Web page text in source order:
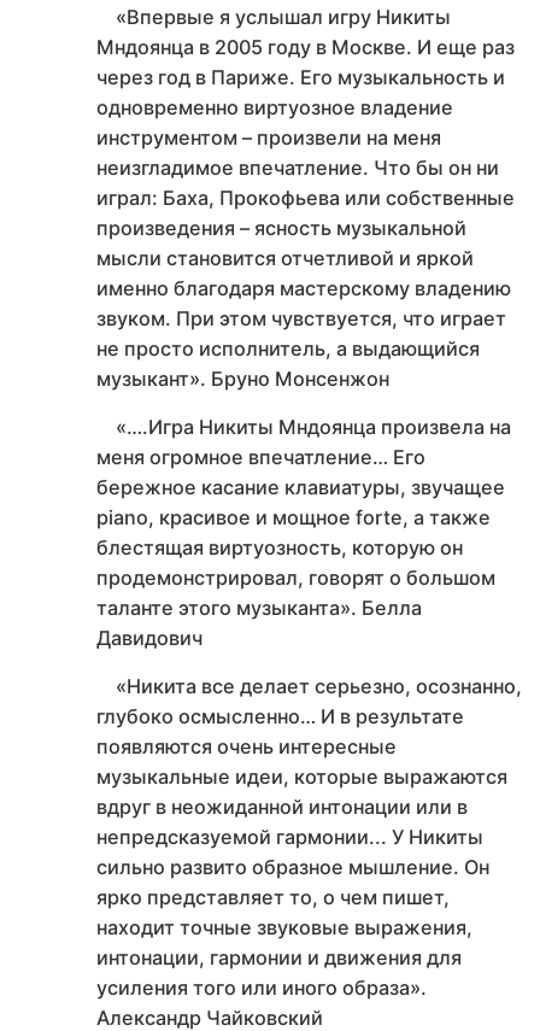
«Впервые я услышал игру Никиты
Мндоянца в 2005 году в Москве. И еще раз
через год в Париже. Его музыкальность и
одновременно виртуозное владение
инструментом – произвели на меня
неизгладимое впечатление. Что бы он ни
играл: Баха, Прокофьева или собственные
произведения – ясность музыкальной
мысли становится отчетливой и яркой
именно благодаря мастерскому владению
звуком. При этом чувствуется, что играет
не просто исполнитель, а выдающийся
музыкант». Бруно Монсенжон
«….Игра Никиты Мндоянца произвела на
меня огромное впечатление… Его
бережное касание клавиатуры, звучащее
piano, красивое и мощное forte, а также
блестящая виртуозность, которую он
продемонстрировал, говорят о большом
таланте этого музыканта». Белла
Давидович
«Никита все делает серьезно, осознанно,
глубоко осмысленно… И в результате
появляются очень интересные
музыкальные идеи, которые выражаются
вдруг в неожиданной интонации или в
непредсказуемой гармонии... У Никиты
сильно развито образное мышление. Он
ярко представляет то, о чем пишет,
находит точные звуковые выражения,
интонации, гармонии и движения для
усиления того или иного образа».
Александр Чайковский